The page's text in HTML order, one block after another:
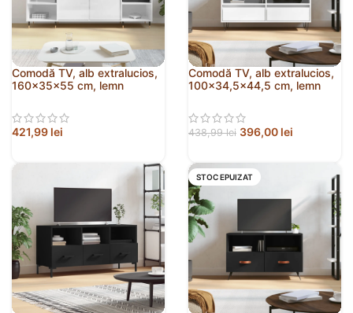
Comodă TV, alb extralucios,
160x35x55 cm, lemn
421,99 lei
Comodă TV, alb extralucios,
100×34,5×44,5 cm, lemn
438,99lei 396,00 lei
STOC EPUIZAT